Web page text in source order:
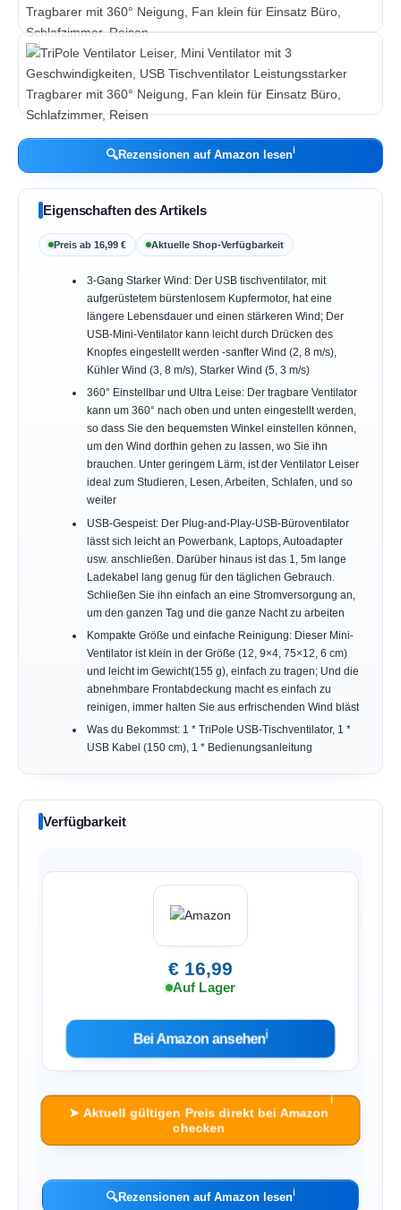
🔍Rezensionen auf Amazon lesenℹ︎
Eigenschaften des Artikels
Preis ab 16,99 € Aktuelle Shop-Verfügbarkeit
3-Gang Starker Wind: Der USB tischventilator, mit
aufgerüstetem bürstenlosem Kupfermotor, hat eine
längere Lebensdauer und einen stärkeren Wind; Der
USB-Mini-Ventilator kann leicht durch Drücken des
Knopfes eingestellt werden -sanfter Wind (2, 8 m/s),
Kühler Wind (3, 8 m/s), Starker Wind (5, 3 m/s)
360° Einstellbar und Ultra Leise: Der tragbare Ventilator
kann um 360° nach oben und unten eingestellt werden,
so dass Sie den bequemsten Winkel einstellen können,
um den Wind dorthin gehen zu lassen, wo Sie ihn
brauchen. Unter geringem Lärm, ist der Ventilator Leiser
ideal zum Studieren, Lesen, Arbeiten, Schlafen, und so
weiter
USB-Gespeist: Der Plug-and-Play-USB-Büroventilator
lässt sich leicht an Powerbank, Laptops, Autoadapter
usw. anschließen. Darüber hinaus ist das 1, 5m lange
Ladekabel lang genug für den täglichen Gebrauch.
Schließen Sie ihn einfach an eine Stromversorgung an,
um den ganzen Tag und die ganze Nacht zu arbeiten
Kompakte Größe und einfache Reinigung: Dieser Mini-
Ventilator ist klein in der Größe (12, 9×4, 75×12, 6 cm)
und leicht im Gewicht(155 g), einfach zu tragen; Und die
abnehmbare Frontabdeckung macht es einfach zu
reinigen, immer halten Sie aus erfrischenden Wind bläst
Was du Bekommst: 1 * TriPole USB-Tischventilator, 1 *
USB Kabel (150 cm), 1 * Bedienungsanleitung
Verfügbarkeit
€ 16,99
Auf Lager
Bei Amazon ansehenℹ︎
➤ Aktuell gültigen Preis direkt bei Amazon
checken
ℹ︎
🔍Rezensionen auf Amazon lesenℹ︎